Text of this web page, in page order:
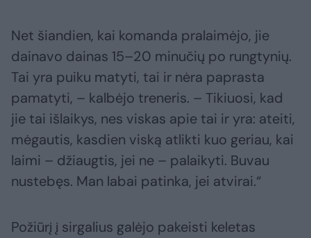
Net šiandien, kai komanda pralaimėjo, jie
dainavo dainas 15–20 minučių po rungtynių.
Tai yra puiku matyti, tai ir nėra paprasta
pamatyti, – kalbėjo treneris. – Tikiuosi, kad
jie tai išlaikys, nes viskas apie tai ir yra: ateiti,
mėgautis, kasdien viską atlikti kuo geriau, kai
laimi – džiaugtis, jei ne – palaikyti. Buvau
nustebęs. Man labai patinka, jei atvirai.“
Požiūrį į sirgalius galėjo pakeisti keletas